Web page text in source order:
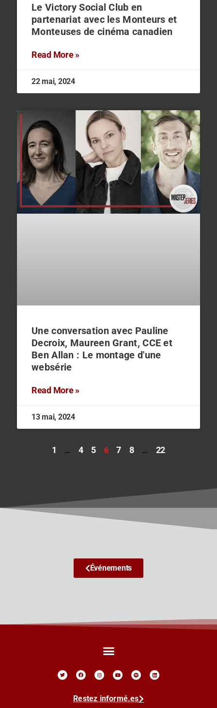
Le Victory Social Club en
partenariat avec les Monteurs et
Monteuses de cinéma canadien
Read More »
22 mai, 2024
Une conversation avec Pauline
Decroix, Maureen Grant, CCE et
Ben Allan : Le montage d'une
websérie
Read More »
13 mai, 2024
1 … 4 5 6 7 8 … 22
Événements
Restez informé.es